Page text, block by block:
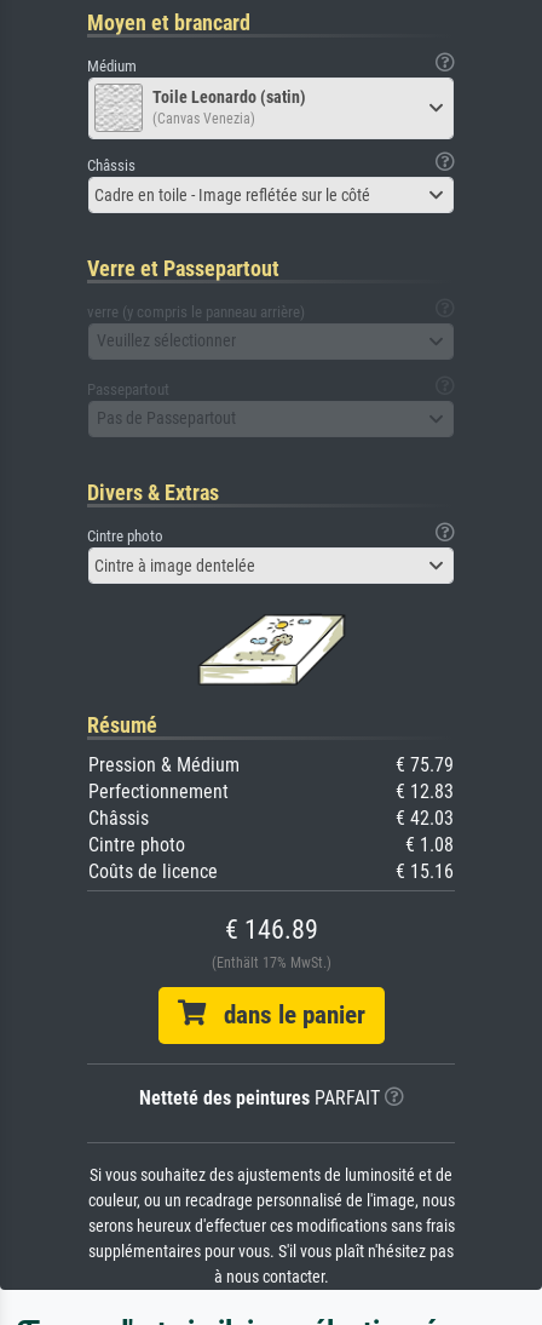
Moyen et brancard
Médium
Toile Leonardo (satin)
(Canvas Venezia)
Châssis
Cadre en toile - Image reflétée sur le côté
Verre et Passepartout
verre (y compris le panneau arrière)
Veuillez sélectionner
Passepartout
Pas de Passepartout
Divers & Extras
Cintre photo
Cintre à image dentelée
Résumé
Pression & Médium
€ 75.79
Perfectionnement
€ 12.83
Châssis
€ 42.03
Cintre photo
€ 1.08
Coûts de licence
€ 15.16
€ 146.89
(Enthält 17% MwSt.)
dans le panier
Netteté des peinturesPARFAIT
Si vous souhaitez des ajustements de luminosité et de
couleur, ou un recadrage personnalisé de l'image, nous
serons heureux d'effectuer ces modifications sans frais
supplémentaires pour vous. S'il vous plaît n'hésitez pas
à nous contacter.